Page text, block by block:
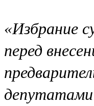
«Избрание
перед
депутатами